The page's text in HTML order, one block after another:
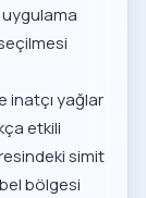
inatçı yağlar
etkili
simit
bölgesi